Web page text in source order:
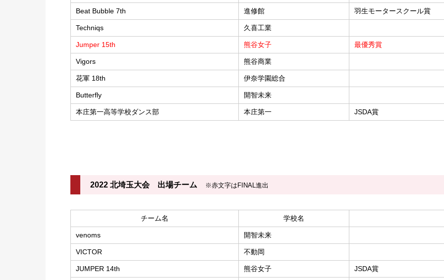
Beat Bubble 7th 進修館 羽生モータースクール賞
Techniqs 久喜工業
Jumper 15th 熊谷女子 最優秀賞
Vigors 熊谷商業
花軍 18th 伊奈学園総合
Butterfly 開智未来
本庄第一高等学校ダンス部 本庄第一 JSDA賞
2022 北埼玉大会 出場チーム ※赤文字はFINAL進出
チーム名 学校名
venoms 開智未来
VICTOR 不動岡
JUMPER 14th 熊谷女子 JSDA賞